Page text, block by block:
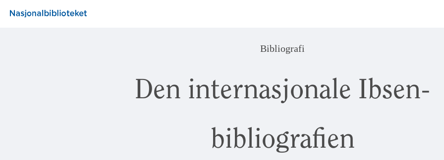
Bibliografi
Den internasjonale Ibsen-
bibliografien